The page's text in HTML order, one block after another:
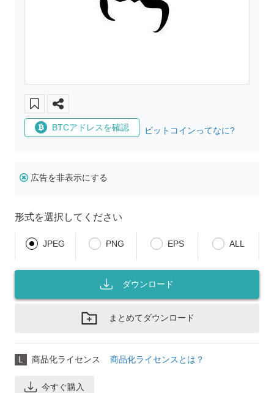
BTCアドレスを確認 ビットコインってなに?
広告を非表示にする
形式を選択してください
JPEG PNG EPS ALL
ダウンロード
まとめてダウンロード
L 商品化ライセンス 商品化ライセンスとは？
今すぐ購入